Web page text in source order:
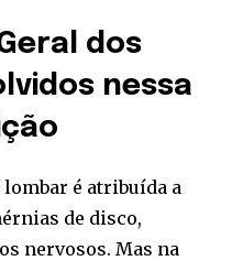
dos
nessa
é atribuída a
de disco,
nervosos. Mas na